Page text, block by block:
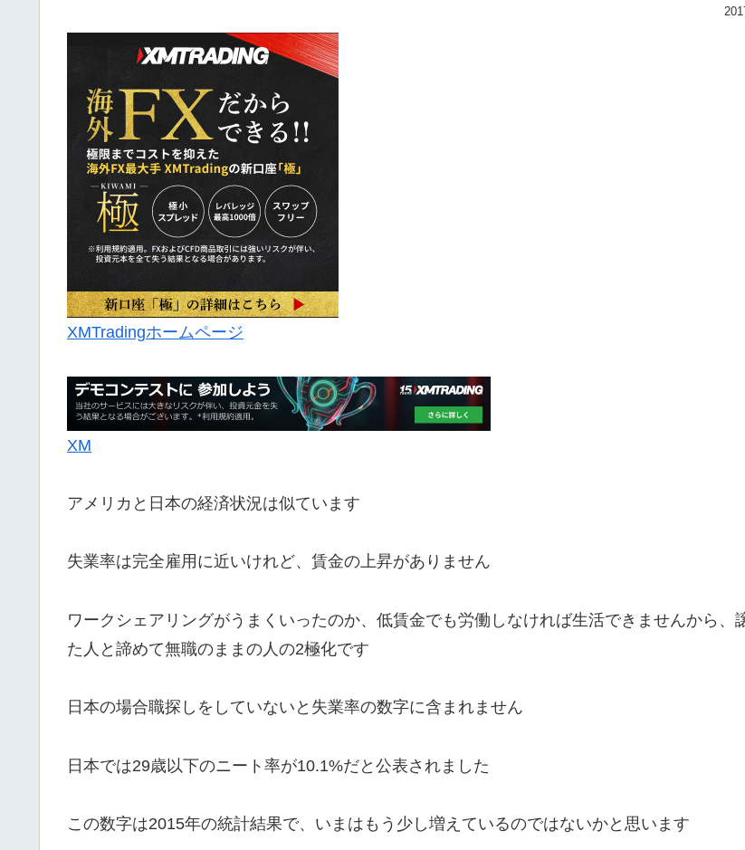
XMTradingホームページ
XM
アメリカと日本の経済状況は似ています
失業率は完全雇用に近いけれど、賃金の上昇がありません
ワークシェアリングがうまくいったのか、低賃金でも労働しなければ生活できませんから、
た人と諦めて無職のままの人の2極化です
日本の場合職探しをしていないと失業率の数字に含まれません
日本では29歳以下のニート率が10.1%だと公表されました
この数字は2015年の統計結果で、いまはもう少し増えているのではないかと思います